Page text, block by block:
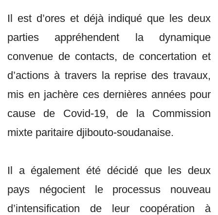
Il est d’ores et déjà indiqué que les deux
parties appréhendent la dynamique
convenue de contacts, de concertation et
d’actions à travers la reprise des travaux,
mis en jachère ces dernières années pour
cause de Covid-19, de la Commission
mixte paritaire djibouto-soudanaise.
Il a également été décidé que les deux
pays négocient le processus nouveau
d’intensification de leur coopération à